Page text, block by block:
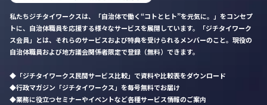
私たちジチタイワークスは、「自治体で働く“コトとヒト”を元気に。」をコンセプ
トに、自治体職員を応援する様々なサービスを展開しています。「ジチタイワーク
ス会員」とは、それらのサービスおよび特典を受けられるメンバーのこと。現役の
自治体職員および地方議会関係者限定で登録（無料）できます。
「ジチタイワークス民間サービス比較」で資料や比較表をダウンロード
行政マガジン「ジチタイワークス」を毎号無料でお届け
業務に役立つセミナーやイベントなど各種サービス情報のご案内